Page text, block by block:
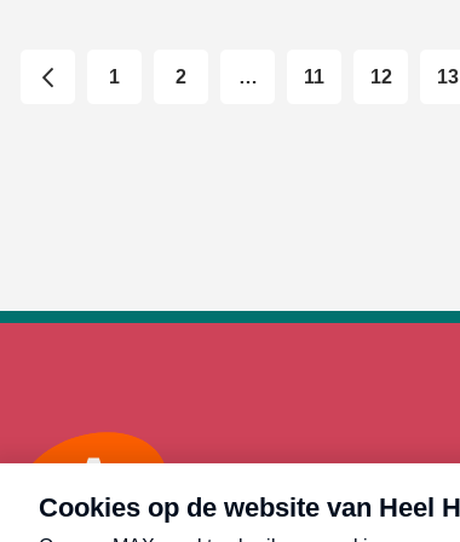
1 2 … 11 12 13
Max